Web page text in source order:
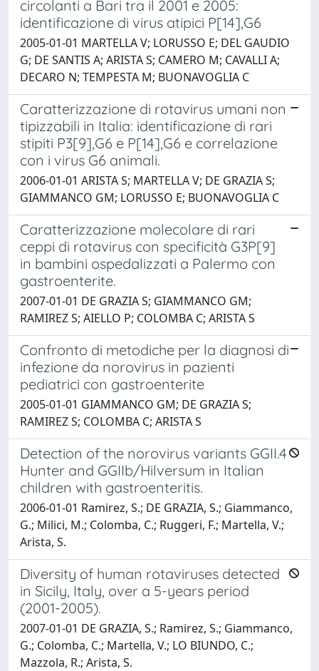
circolanti a Bari tra il 2001 e 2005:
identificazione di virus atipici P[14],G6
2005-01-01 MARTELLA V; LORUSSO E; DEL GAUDIO
G; DE SANTIS A; ARISTA S; CAMERO M; CAVALLI A;
DECARO N; TEMPESTA M; BUONAVOGLIA C
Caratterizzazione di rotavirus umani non
tipizzabili in Italia: identificazione di rari
stipiti P3[9],G6 e P[14],G6 e correlazione
con i virus G6 animali.
2006-01-01 ARISTA S; MARTELLA V; DE GRAZIA S;
GIAMMANCO GM; LORUSSO E; BUONAVOGLIA C
Caratterizzazione molecolare di rari
ceppi di rotavirus con specificità G3P[9]
in bambini ospedalizzati a Palermo con
gastroenterite.
2007-01-01 DE GRAZIA S; GIAMMANCO GM;
RAMIREZ S; AIELLO P; COLOMBA C; ARISTA S
Confronto di metodiche per la diagnosi di
infezione da norovirus in pazienti
pediatrici con gastroenterite
2005-01-01 GIAMMANCO GM; DE GRAZIA S;
RAMIREZ S; COLOMBA C; ARISTA S
Detection of the norovirus variants GGII.4
Hunter and GGIIb/Hilversum in Italian
children with gastroenteritis.
2006-01-01 Ramirez, S.; DE GRAZIA, S.; Giammanco,
G.; Milici, M.; Colomba, C.; Ruggeri, F.; Martella, V.;
Arista, S.
Diversity of human rotaviruses detected
in Sicily, Italy, over a 5-years period
(2001-2005).
2007-01-01 DE GRAZIA, S.; Ramirez, S.; Giammanco,
G.; Colomba, C.; Martella, V.; LO BIUNDO, C.;
Mazzola, R.; Arista, S.